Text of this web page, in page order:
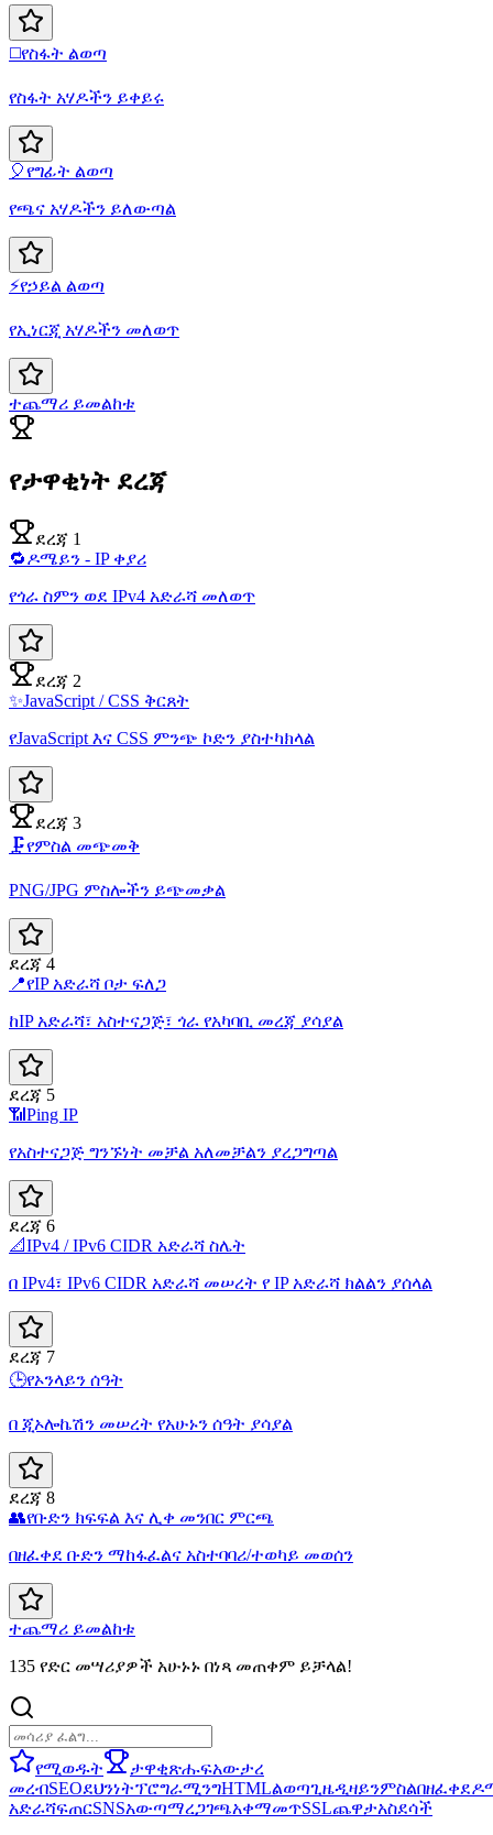
◻️የስፋት ልወጣ
የስፋት አሃዶችን ይቀይሩ
🎈የግፊት ልወጣ
የጫና አሃዶችን ይለውጣል
⚡የኃይል ልወጣ
የኢነርጂ አሃዶችን መለወጥ
ተጨማሪ ይመልከቱ
የታዋቂነት ደረጃ
ደረጃ 1
🔁ዶሜይን - IP ቀያሪ
የጎራ ስምን ወደ IPv4 አድራሻ መለወጥ
ደረጃ 2
✨JavaScript / CSS ቅርጸት
የJavaScript እና CSS ምንጭ ኮድን ያስተካክላል
ደረጃ 3
🗜️የምስል መጭመቅ
PNG/JPG ምስሎችን ይጭመቃል
ደረጃ 4
📍የIP አድራሻ ቦታ ፍለጋ
ከIP አድራሻ፣ አስተናጋጅ፣ ጎራ የአካባቢ መረጃ ያሳያል
ደረጃ 5
📶 Ping IP
የአስተናጋጅ ግንኙነት መቻል አለመቻልን ያረጋግጣል
ደረጃ 6
📐IPv4 / IPv6 CIDR አድራሻ ስሌት
በ IPv4፣ IPv6 CIDR አድራሻ መሠረት የ IP አድራሻ ክልልን ያሰላል
ደረጃ 7
🕒የኦንላይን ሰዓት
በ ጂኦሎኬሽን መሠረት የአሁኑን ሰዓት ያሳያል
ደረጃ 8
👥የቡድን ክፍፍል እና ሊቀ መንበር ምርጫ
በዘፈቀደ ቡድን ማከፋፈልና አስተባባሪ/ተወካይ መወሰን
ተጨማሪ ይመልከቱ
135 የድር መሣሪያዎች አሁኑኑ በነጻ መጠቀም ይቻላል!
የሚወዱት ታዋቂጽሑፍአውታረ
መረብSEOደህንነትፕሮግራሚንግHTMLልወጣጊዜዲዛይንምስልበዘፈቀደ
አድራሻፍጠርSNSአውጣማረጋገጫአቀማመጥSSLጨዋታአስደሳች